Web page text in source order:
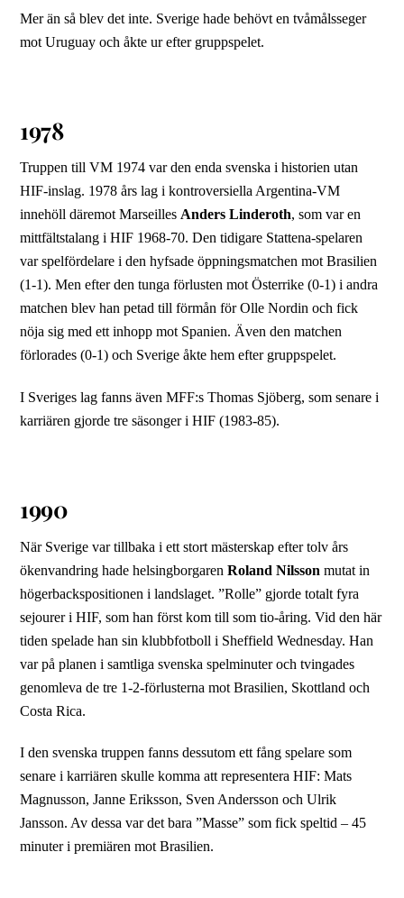
Mer än så blev det inte. Sverige hade behövt en tvåmålsseger
mot Uruguay och åkte ur efter gruppspelet.
1978
Truppen till VM 1974 var den enda svenska i historien utan
HIF-inslag. 1978 års lag i kontroversiella Argentina-VM
innehöll däremot MarseillesAnders Linderoth, som var en
mittfältstalang i HIF 1968-70. Den tidigare Stattena-spelaren
var spelfördelare i den hyfsade öppningsmatchen mot Brasilien
(1-1). Men efter den tunga förlusten mot Österrike (0-1) i andra
matchen blev han petad till förmån för Olle Nordin och fick
nöja sig med ett inhopp mot Spanien. Även den matchen
förlorades (0-1) och Sverige åkte hem efter gruppspelet.
I Sveriges lag fanns även MFF:s Thomas Sjöberg, som senare i
karriären gjorde tre säsonger i HIF (1983-85).
1990
När Sverige var tillbaka i ett stort mästerskap efter tolv års
ökenvandring hade helsingborgarenRoland Nilsson mutat in
högerbackspositionen i landslaget. ”Rolle” gjorde totalt fyra
sejourer i HIF, som han först kom till som tio-åring. Vid den här
tiden spelade han sin klubbfotboll i Sheffield Wednesday. Han
var på planen i samtliga svenska spelminuter och tvingades
genomleva de tre 1-2-förlusterna mot Brasilien, Skottland och
Costa Rica.
I den svenska truppen fanns dessutom ett fång spelare som
senare i karriären skulle komma att representera HIF: Mats
Magnusson, Janne Eriksson, Sven Andersson och Ulrik
Jansson. Av dessa var det bara ”Masse” som fick speltid – 45
minuter i premiären mot Brasilien.